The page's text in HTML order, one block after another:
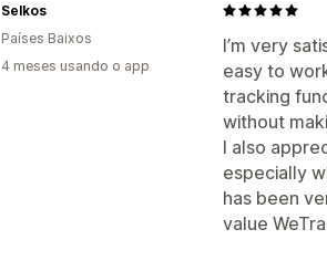
I’m very
easy to
tracking
without
I also
especially
has been
value
Selkos
Países Baixos
4 meses usando o app